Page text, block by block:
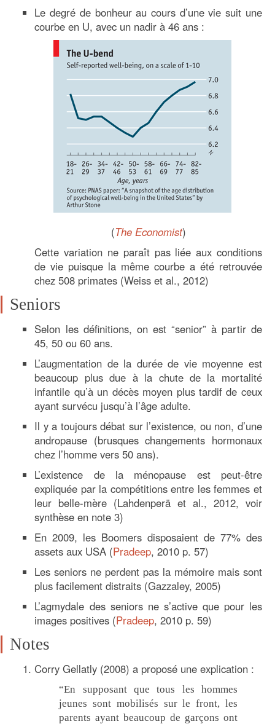
Le degré de bonheur au cours d’une vie suit une
courbe en U, avec un nadir à 46 ans :
(The Economist)
Cette variation ne paraît pas liée aux conditions
de vie puisque la même courbe a été retrouvée
chez 508 primates (Weiss et al., 2012)
Seniors
Selon les définitions, on est “senior” à partir de
45, 50 ou 60 ans.
L’augmentation de la durée de vie moyenne est
beaucoup plus due à la chute de la mortalité
infantile qu’à un décès moyen plus tardif de ceux
ayant survécu jusqu’à l’âge adulte.
Il y a toujours débat sur l’existence, ou non, d’une
andropause (brusques changements hormonaux
chez l’homme vers 50 ans).
L’existence de la ménopause est peut-être
expliquée par la compétitions entre les femmes et
leur belle-mère (Lahdenperä et al., 2012, voir
synthèse en note 3)
En 2009, les Boomers disposaient de 77% des
assets aux USA (Pradeep, 2010 p. 57)
Les seniors ne perdent pas la mémoire mais sont
plus facilement distraits (Gazzaley, 2005)
L’agmydale des seniors ne s’active que pour les
images positives (Pradeep, 2010 p. 59)
Notes
Corry Gellatly (2008) a proposé une explication :
“En supposant que tous les hommes
jeunes sont mobilisés sur le front, les
parents ayant beaucoup de garçons ont